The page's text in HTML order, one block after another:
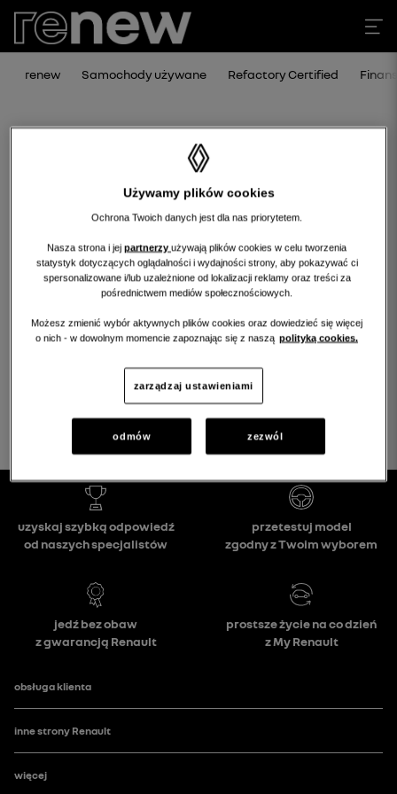
renew Samochody używane Refactory Certified
Niestety, wybrany dealer nie ma
obecnie żadnych ofert w tej kategorii.
Wróć na stronę główną.
wróć na stronę główną
Używamy plików cookies
Ochrona Twoich danych jest dla nas priorytetem.
Nasza strona i jej partnerzy używają plików cookies w celu tworzenia
statystyk dotyczących oglądalności i wydajności strony, aby pokazywać ci
spersonalizowane i/lub uzależnione od lokalizacji reklamy oraz treści za
pośrednictwem mediów społecznościowych.
Możesz zmienić wybór aktywnych plików cookies oraz dowiedzieć się więcej
o nich - w dowolnym momencie zapoznając się z naszą polityką cookies.
zarządzaj ustawieniami
odmów zezwól